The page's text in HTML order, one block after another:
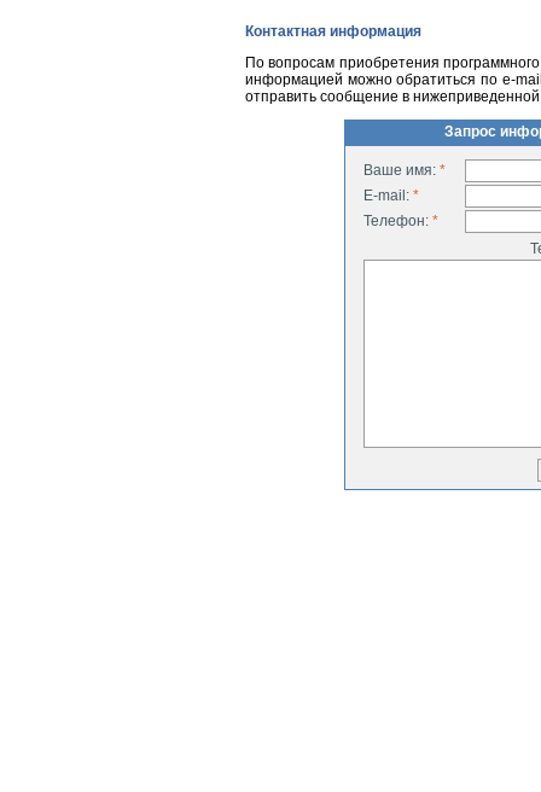
Контактная информация
По вопросам приобретения
информацией можно обратиться по e-
отправить сообщение в
Запрос
Ваше имя: *
E-mail: *
Телефон: *